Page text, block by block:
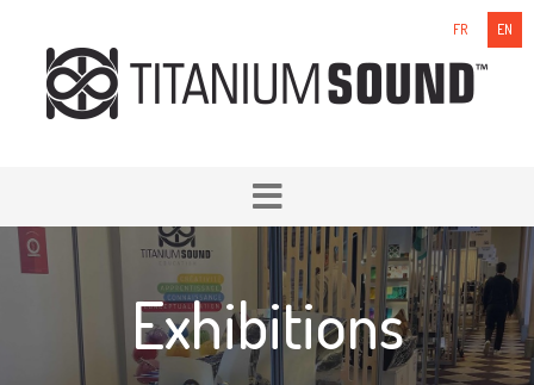
FR EN
Exhibitions